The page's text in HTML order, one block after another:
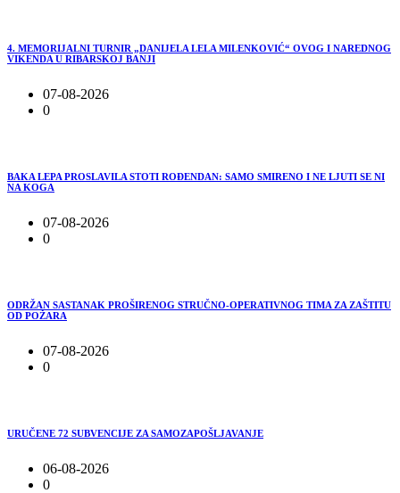
4. MEMORIJALNI TURNIR „DANIJELA LELA MILENKOVIĆ“ OVOG I NAREDNOG
VIKENDA U RIBARSKOJ BANJI
07-08-2026
0
BAKA LEPA PROSLAVILA STOTI ROĐENDAN: SAMO SMIRENO I NE LJUTI SE NI
NA KOGA
07-08-2026
0
ODRŽAN SASTANAK PROŠIRENOG STRUČNO-OPERATIVNOG TIMA ZA ZAŠTITU
OD POŽARA
07-08-2026
0
URUČENE 72 SUBVENCIJE ZA SAMOZAPOŠLJAVANJE
06-08-2026
0